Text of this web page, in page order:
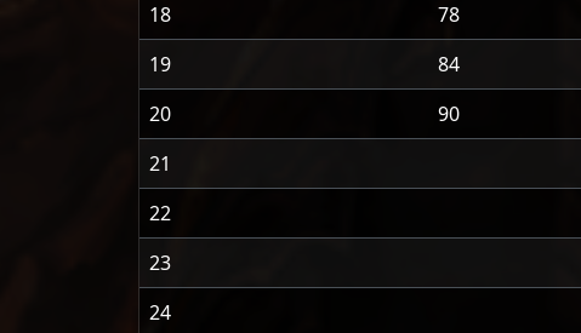
18
78
19
84
20
90
21
22
23
24